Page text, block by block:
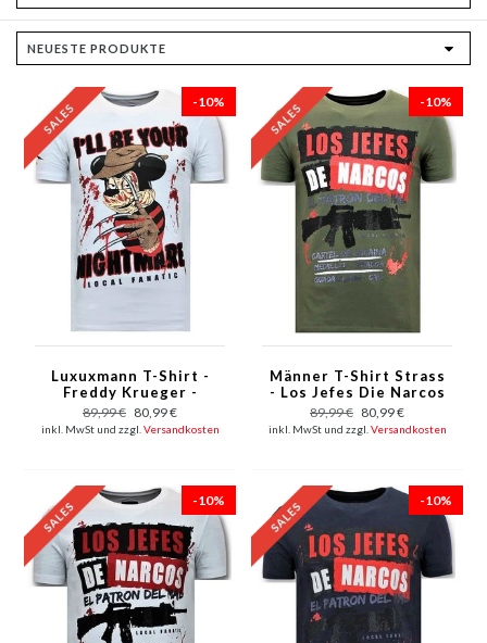
-10%
Luxuxmann T-Shirt -
Freddy Krueger -
White
89,99 € 80,99 €
inkl. MwSt und zzgl. Versandkosten
-10%
Männer T-Shirt Strass
- Los Jefes Die Narcos
- Grün
89,99 € 80,99 €
inkl. MwSt und zzgl. Versandkosten
-10% -10%